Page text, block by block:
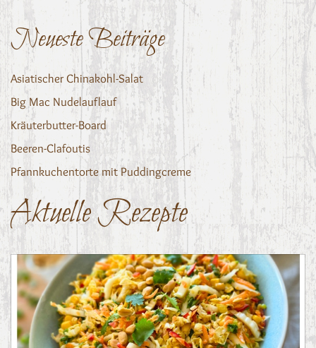
Neueste Beiträge
Asiatischer Chinakohl-Salat
Big Mac Nudelauflauf
Kräuterbutter-Board
Beeren-Clafoutis
Pfannkuchentorte mit Puddingcreme
Aktuelle Rezepte